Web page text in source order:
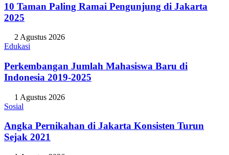
10 Taman Paling Ramai Pengunjung di Jakarta
2025
2 Agustus 2026
Edukasi
Perkembangan Jumlah Mahasiswa Baru di
Indonesia 2019-2025
1 Agustus 2026
Sosial
Angka Pernikahan di Jakarta Konsisten Turun
Sejak 2021